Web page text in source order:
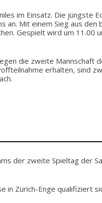
im Einsatz. Die jüngste
an. Mit einem Sieg aus den
Gespielt wird um 11.00
die zweite Mannschaft
erhalten, sind
der zweite Spieltag der
in Zürich-Enge qualifiziert